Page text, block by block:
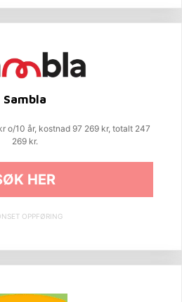
Sambla
o/10 år, kostnad 97 269 kr, totalt 247
269 kr.
HER
OPPFØRING